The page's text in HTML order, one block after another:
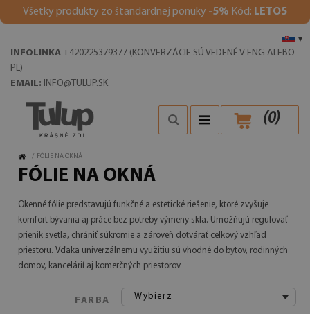
Všetky produkty zo štandardnej ponuky -5% Kód: LETO5
▾
INFOLINKA +420225379377 (KONVERZÁCIE SÚ VEDENÉ V ENG ALEBO
PL)
EMAIL: INFO@TULUP.SK
(0)
/ FÓLIE NA OKNÁ
FÓLIE NA OKNÁ
Okenné fólie predstavujú funkčné a estetické riešenie, ktoré zvyšuje
komfort bývania aj práce bez potreby výmeny skla. Umožňujú regulovať
prienik svetla, chrániť súkromie a zároveň dotvárať celkový vzhľad
priestoru. Vďaka univerzálnemu využitiu sú vhodné do bytov, rodinných
domov, kancelárií aj komerčných priestorov
FARBA Wybierz